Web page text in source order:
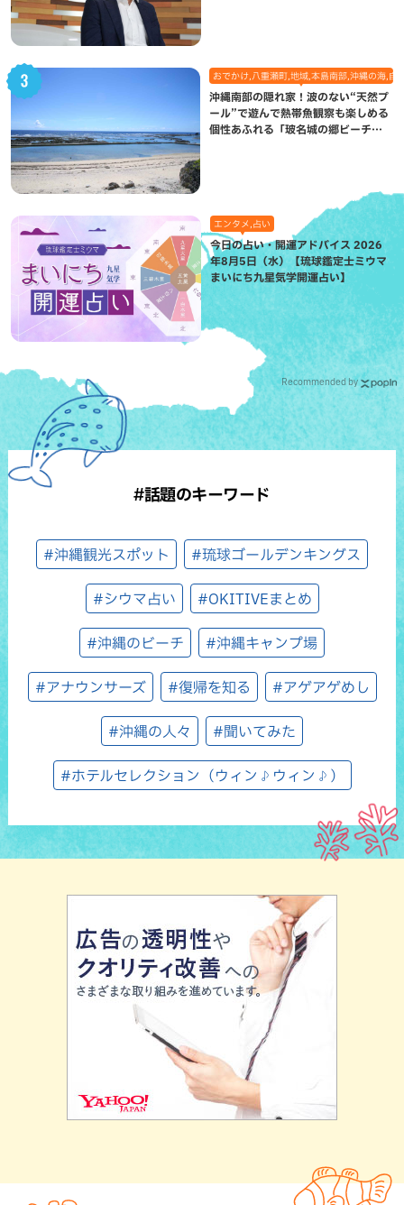
おでかけ,八重瀬町,地域,本島南部,沖縄の海,自
沖縄南部の隠れ家！波のない“天然プ
ール”で遊んで熱帯魚観察も楽しめる
個性あふれる「玻名城の郷ビーチ」
エンタメ,占い
今日の占い・開運アドバイス 2026
年8月5日（水）【琉球鑑定士ミウマ
まいにち九星気学開運占い】
Recommended by
#話題のキーワード
#沖縄観光スポット #琉球ゴールデンキングス
#シウマ占い #OKITIVEまとめ
#沖縄のビーチ #沖縄キャンプ場
#アナウンサーズ #復帰を知る #アゲアゲめし
#沖縄の人々 #聞いてみた
#ホテルセレクション（ウィン♪ウィン♪）